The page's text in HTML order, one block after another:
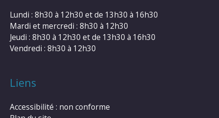
Lundi : 8h30 à 12h30 et de 13h30 à 16h30
Mardi et mercredi : 8h30 à 12h30
Jeudi : 8h30 à 12h30 et de 13h30 à 16h30
Vendredi : 8h30 à 12h30
Liens
Accessibilité : non conforme